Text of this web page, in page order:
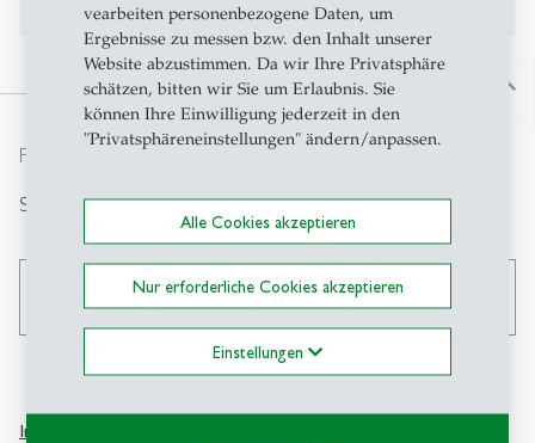
vearbeiten personenbezogene Daten, um
Ergebnisse zu messen bzw. den Inhalt unserer
Website abzustimmen. Da wir Ihre Privatsphäre
schätzen, bitten wir Sie um Erlaubnis. Sie
können Ihre Einwilligung jederzeit in den
"Privatsphäreneinstellungen" ändern/anpassen.
Alle Cookies akzeptieren
Nur erforderliche Cookies akzeptieren
Einstellungen
north
From insight to impact.
Suche
Info Desk